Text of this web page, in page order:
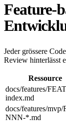
Feature-
Jeder grössere
Review hinterlässt
Ressource
docs/features/
index.md
docs/features/mvp/
NNN-*.md